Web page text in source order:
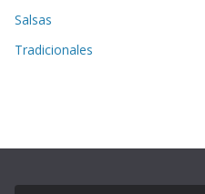
Salsas
Tradicionales